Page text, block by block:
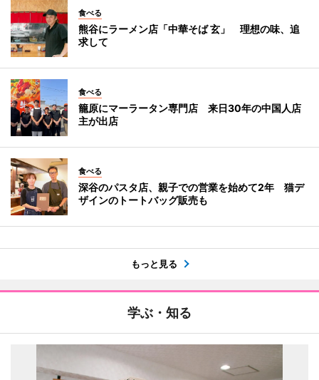
食べる
熊谷にラーメン店「中華そば 玄」 理想の味、追
求して
食べる
籠原にマーラータン専門店 来日30年の中国人店
主が出店
食べる
深谷のパスタ店、親子での営業を始めて2年 猫デ
ザインのトートバッグ販売も
もっと見る
学ぶ・知る